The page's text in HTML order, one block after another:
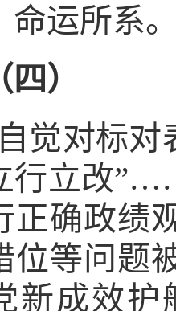
命运所系
（四）
对标对表
行立改
正确政绩
位等问题
新成效护